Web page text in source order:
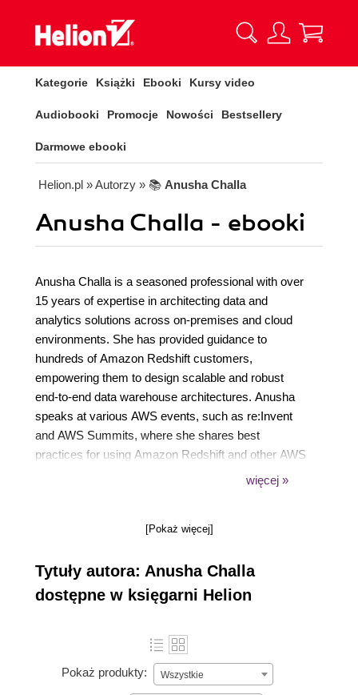
Kategorie Książki Ebooki Kursy video
Audiobooki Promocje Nowości Bestsellery
Darmowe ebooki
Helion.pl » Autorzy » 📚 Anusha Challa
Anusha Challa - ebooki
Anusha Challa is a seasoned professional with over
15 years of expertise in architecting data and
analytics solutions across on-premises and cloud
environments. She has provided guidance to
hundreds of Amazon Redshift customers,
empowering them to design scalable and robust
end-to-end data warehouse architectures. Anusha
speaks at various AWS events, such as re:Invent
and AWS Summits, where she shares best
practices for using Amazon Redshift and other AWS
analytics services. She has a bachelor's degree in
Chicago, Anusha enjoys reading books and traveling
więcej »
[Pokaż więcej]
Tytuły autora: Anusha Challa
dostępne w księgarni Helion
Pokaż produkty: Wszystkie